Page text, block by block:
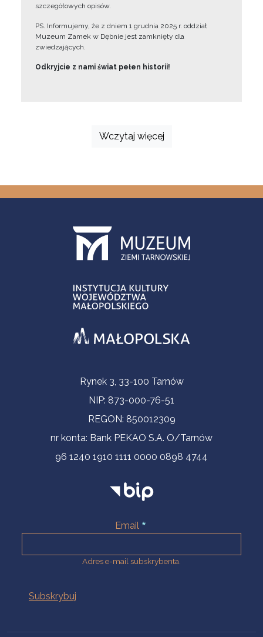
szczegółowych opisów.
PS. Informujemy, że z dniem 1 grudnia 2025 r. oddział
Muzeum Zamek w Dębnie jest zamknięty dla
zwiedzających.
Odkryjcie z nami świat pełen historii!
Wczytaj więcej
Informacje kontaktoweRynek 3, 33-100 Tarnów
NIP: 873-000-76-51
REGON: 850012309
nr konta: Bank PEKAO S.A. O/Tarnów
96 1240 1910 1111 0000 0898 4744
Email
Adres e-mail subskrybenta.